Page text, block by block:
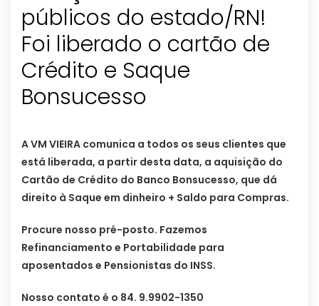
públicos do estado/RN!
Foi liberado o cartão de
Crédito e Saque
Bonsucesso
A VM VIEIRA comunica a todos os seus clientes que
está liberada, a partir desta data, a aquisição do
Cartão de Crédito do Banco Bonsucesso, que dá
direito à Saque em dinheiro + Saldo para Compras.
Procure nosso pré-posto. Fazemos
Refinanciamento e Portabilidade para
aposentados e Pensionistas do INSS.
Nosso contato é o 84. 9.9902-1350